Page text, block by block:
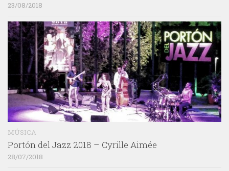
23/08/2018
MÚSICA
Portón del Jazz 2018 – Cyrille Aimée
28/07/2018